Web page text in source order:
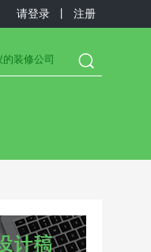
请登录 注册
